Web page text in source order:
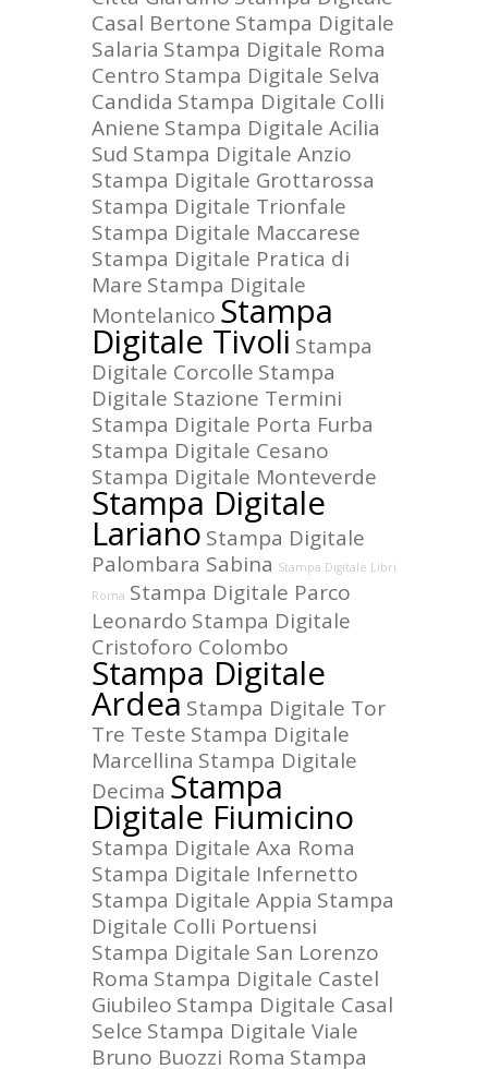
Casal Bertone Stampa Digitale
Salaria Stampa Digitale Roma
Centro Stampa Digitale Selva
Candida Stampa Digitale Colli
Aniene Stampa Digitale Acilia
Sud Stampa Digitale Anzio
Stampa Digitale Grottarossa
Stampa Digitale Trionfale
Stampa Digitale Maccarese
Stampa Digitale Pratica di
Mare Stampa Digitale
Montelanico Stampa
Digitale Tivoli Stampa
Digitale Corcolle Stampa
Digitale Stazione Termini
Stampa Digitale Porta Furba
Stampa Digitale Cesano
Stampa Digitale Monteverde
Stampa Digitale
Lariano Stampa Digitale
Palombara Sabina Stampa Digitale Libri
Roma Stampa Digitale Parco
Leonardo Stampa Digitale
Cristoforo Colombo
Stampa Digitale
Ardea Stampa Digitale Tor
Tre Teste Stampa Digitale
Marcellina Stampa Digitale
Decima Stampa
Digitale Fiumicino
Stampa Digitale Axa Roma
Stampa Digitale Infernetto
Stampa Digitale Appia Stampa
Digitale Colli Portuensi
Stampa Digitale San Lorenzo
Roma Stampa Digitale Castel
Giubileo Stampa Digitale Casal
Selce Stampa Digitale Viale
Bruno Buozzi Roma Stampa